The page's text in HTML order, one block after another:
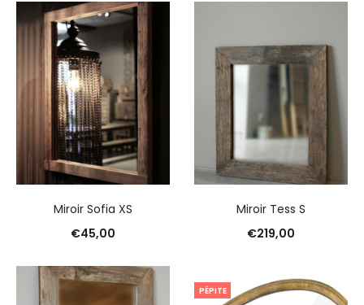
Miroir Sofia XS
€45,00
Miroir Tess S
€219,00
PÉPITE